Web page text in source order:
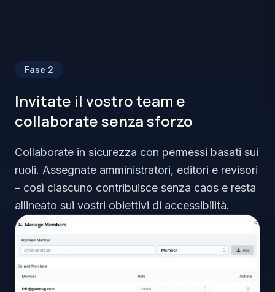
Fase 2
Invitate il vostro team e
collaborate senza sforzo
Collaborate in sicurezza con permessi basati sui
ruoli. Assegnate amministratori, editori e revisori
– così ciascuno contribuisce senza caos e resta
allineato sui vostri obiettivi di accessibilità.